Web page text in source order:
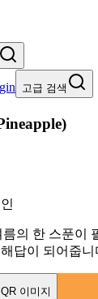
고급 검색
)
름의 한 스푼
답이 되어줍니
QR 이미지